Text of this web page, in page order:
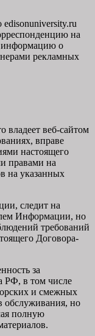
edisonuniversity.ru
на
информацию о
рекламных
владеет веб-сайтом
вправе
настоящего
правами на
на указанных
следит на
Информации, но
требований
Договора-
за
РФ, в том числе
и смежных
обслуживания, но
полную